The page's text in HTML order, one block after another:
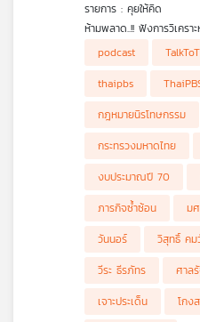
รายการ : คุยให้คิด
ห้ามพลาด..!! ฟังการวิเคร
ข่าวร้อน
• ศาลรัฐธรรมนูญเคาะ "
รัฐธรรมนูญ
• มาแปลก "รองประธานส
• ถอดรหัสลับคะแนนโหว
• "ทุจริตสอบข้าราชการท้
• งบประมาณปี 70 ส่งสั
• หลายฝ่ายต่างเสนอให้
• "วันมูหะมัดนอร์ มะทา"
podcast
thaipbs
กฎหมายนิรโทษกรรม
กระทรวงมหาดไทย
งบประมาณปี 70
ภารกิจซ้ำซ้อน
ม
วันนอร์
วิสุทธิ์ ค
วีระ ธีรภัทร
ศาล
เจาะประเด็น
โกง